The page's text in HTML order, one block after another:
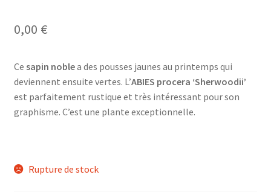
0,00 €
Ce sapin noblea des pousses jaunes au printemps qui
deviennent ensuite vertes. L’ABIES procera ‘Sherwoodii’
est parfaitement rustique et très intéressant pour son
graphisme. C’est une plante exceptionnelle.
Rupture de stock